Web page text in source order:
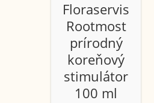
Floraservis
Rootmost
prírodný
koreňový
stimulátor
100 ml